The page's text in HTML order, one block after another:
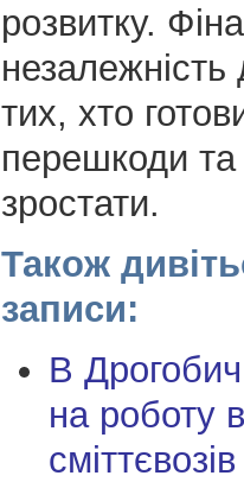
розвитку.
тих, хто
перешкоди
зростати.
Також
записи:
В
на роботу
сміттєвозів